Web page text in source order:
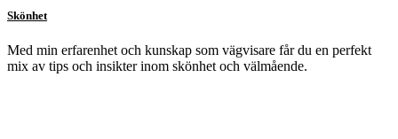
Skönhet
Med min erfarenhet och kunskap som vägvisare får du en perfekt
mix av tips och insikter inom skönhet och välmående.